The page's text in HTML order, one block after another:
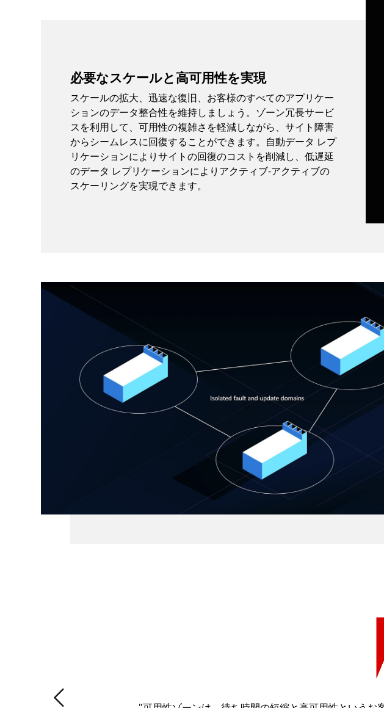
必要なスケールと高可用性を実現
スケールの拡大、迅速な復旧、お客様のすべてのアプリケー
ションのデータ整合性を維持しましょう。ゾーン冗長サービ
スを利用して、可用性の複雑さを軽減しながら、サイト障害
からシームレスに回復することができます。自動データ レプ
リケーションによりサイトの回復のコストを削減し、低遅延
のデータ レプリケーションによりアクティブ-アクティブの
スケーリングを実現できます。
前のスライド